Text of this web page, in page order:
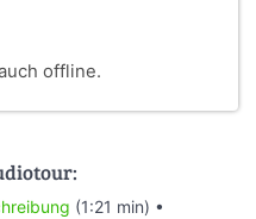
offline.
(1:21 min) •